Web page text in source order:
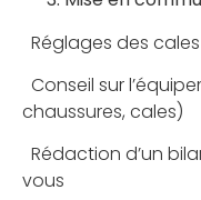
Réglages des
Conseil sur
chaussures, cales)
Rédaction d’un
vous